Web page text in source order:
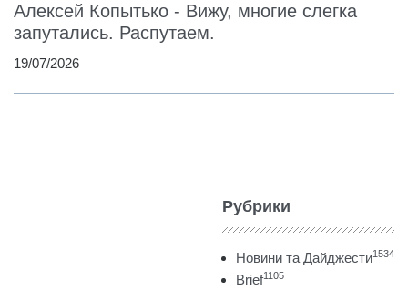
Алексей Копытько - Вижу, многие слегка
запутались. Распутаем.
19/07/2026
Рубрики
Новини та Дайджести1534
Brief1105